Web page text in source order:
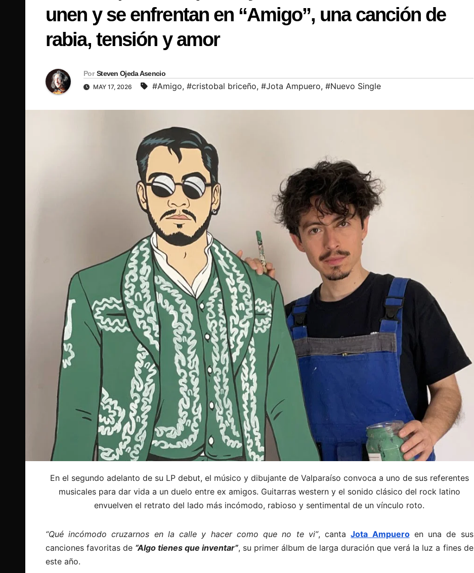
unen y se enfrentan en “Amigo”, una canción de
rabia, tensión y amor
Por Steven Ojeda Asencio
MAY 17, 2026 #Amigo, #cristobal briceño, #Jota Ampuero, #Nuevo Single
En el segundo adelanto de su LP debut, el músico y dibujante de Valparaíso convoca a uno de sus referentes
musicales para dar vida a un duelo entre ex amigos. Guitarras western y el sonido clásico del rock latino
envuelven el retrato del lado más incómodo, rabioso y sentimental de un vínculo roto.
“Qué incómodo cruzarnos en la calle y hacer como queno te vi”, cantaJota Ampueroen una de sus
canciones favoritas de “Algo tienes que inventar”, su primer álbum de larga duración que verá la luz a fines de
este año.